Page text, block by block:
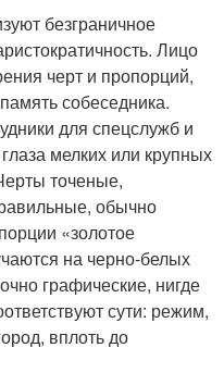
безграничное
Лицо
черт и пропорций,
собеседника.
для спецслужб и
мелких или крупных
точеные,
обычно
«золотое
на черно-белых
графические, нигде
сути: режим,
вплоть до